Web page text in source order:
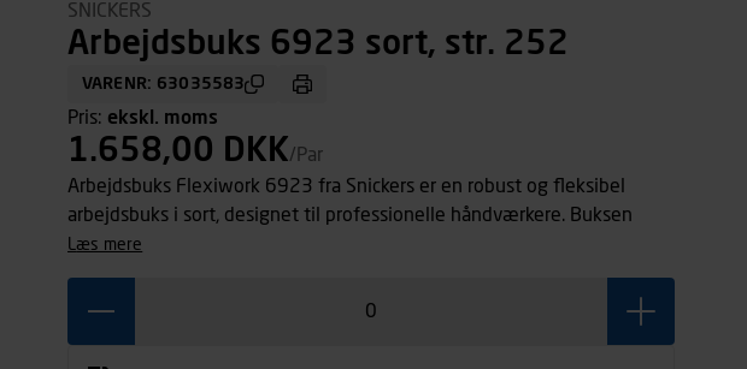
SNICKERS
Arbejdsbuks 6923 sort, str. 252
VARENR: 63035583
Pris: ekskl. moms
1.658,00 DKK/Par
Arbejdsbuks Flexiwork 6923 fra Snickers er en robust og fleksibel
arbejdsbuks i sort, designet til professionelle håndværkere. Buksen
kombinerer Armotex med fuld stretch, slidstærkt Cordura® og ripstop
Justerbare benender, praktiske lommer til kniv og tommestok samt
læs mere